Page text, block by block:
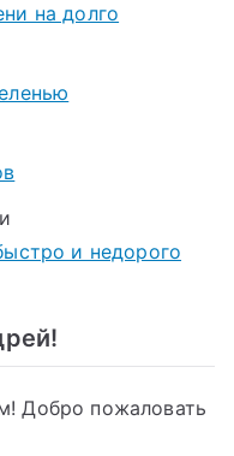
на долго
и недорого
Добро пожаловать